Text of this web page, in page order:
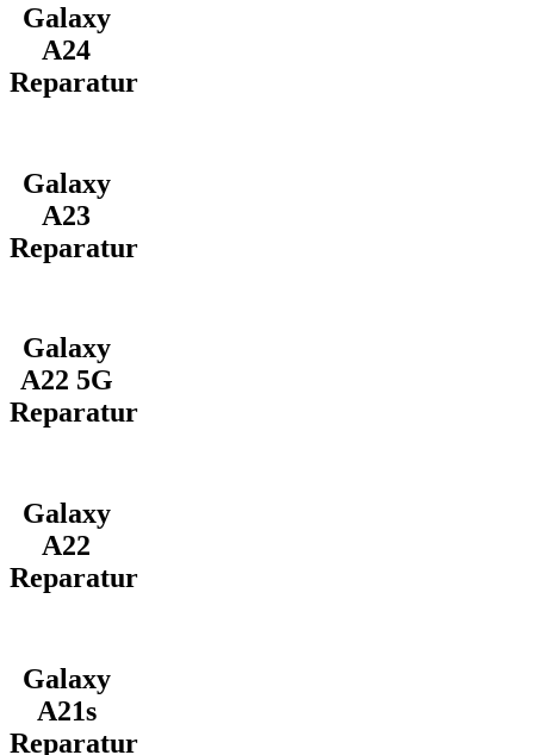
Galaxy
A24
Reparatur
Galaxy
A23
Reparatur
Galaxy
A22 5G
Reparatur
Galaxy
A22
Reparatur
Galaxy
A21s
Reparatur